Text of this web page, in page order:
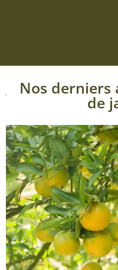
Nos derniers
de